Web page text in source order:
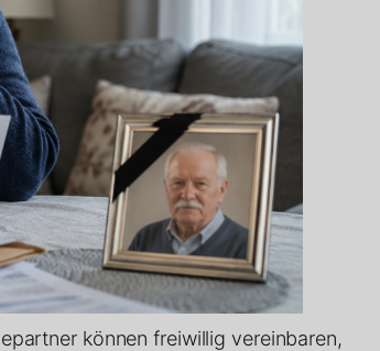
können freiwillig vereinbaren,